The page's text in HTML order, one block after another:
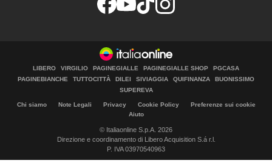
LIBERO VIRGILIO PAGINEGIALLE PAGINEGIALLE SHOP
PGCASA
PAGINEBIANCHE
TUTTOCITTÀ DILEI SIVIAGGIA QUIFINANZA
BUONISSIMO
SUPEREVA
Chi siamo Note Legali Privacy Cookie Policy
Preferenze sui cookie
Aiuto
© Italiaonline S.p.A. 2026
Direzione e coordinamento di Libero Acquisition S.á r.l.
P. IVA 03970540963